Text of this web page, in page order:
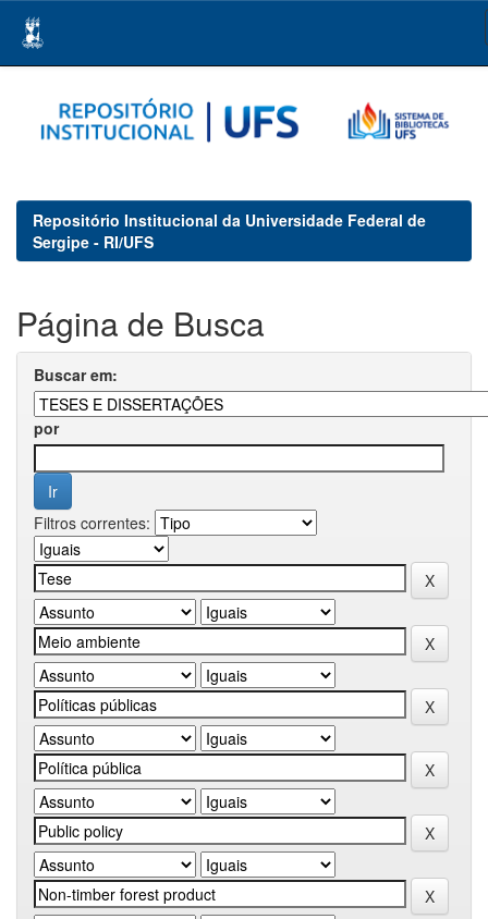
navigation
Repositório Institucional da Universidade Federal de
Sergipe - RI/UFS
Página de Busca
Buscar em:
por
Filtros correntes: